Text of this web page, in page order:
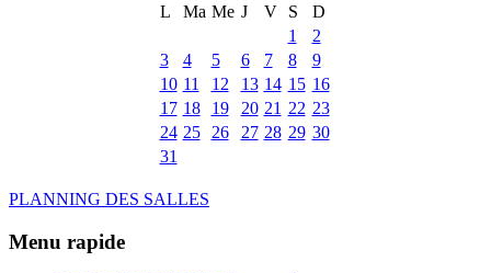
L
Ma Me J V S
D
1
2
3
4 5 6 7 8
9
10 11 12 13 14 15 16
17 18 19 20 21 22 23
24 25 26 27 28 29 30
31
PLANNING DES SALLES
Menu rapide